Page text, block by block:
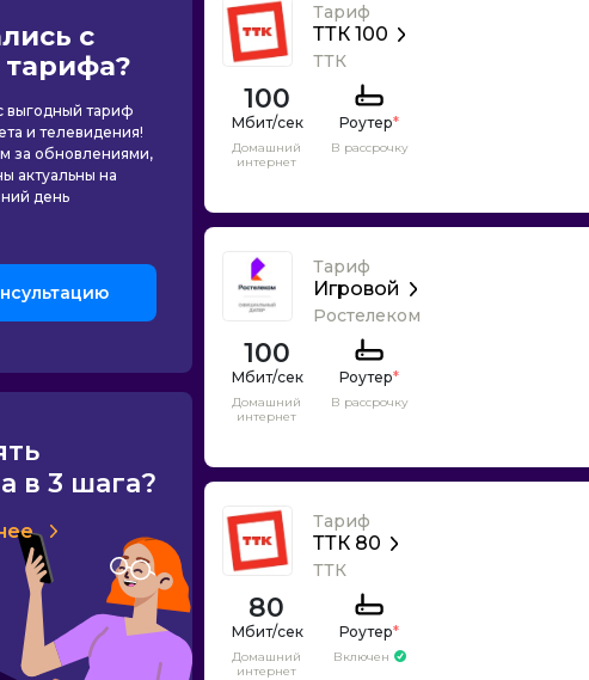
с
выгодный тариф
и телевидения!
за обновлениями,
актуальны на
день
в 3 шага?
Тариф
ТТК 100
ТТК
100
Домашний
интернет
Роутер*
В рассрочку
Тариф
Игровой
Ростелеком
100
Домашний
интернет
Роутер*
В рассрочку
Тариф
ТТК 80
ТТК
80
Домашний
интернет
Роутер*
Включен